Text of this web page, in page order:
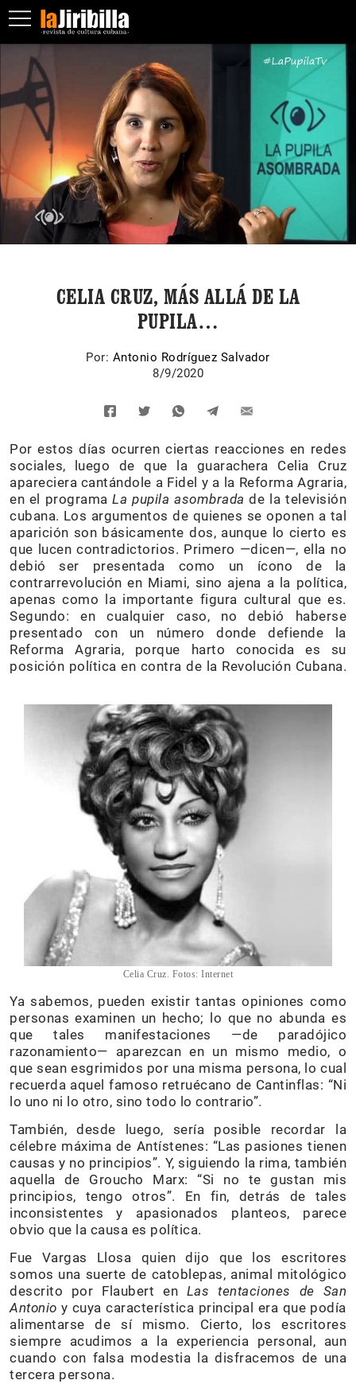
CELIA CRUZ, MÁS ALLÁ DE LA
PUPILA…
Por: Antonio Rodríguez Salvador
8/9/2020
Por estos días ocurren ciertas reacciones en redes
sociales, luego de que la guarachera Celia Cruz
apareciera cantándole a Fidel y a la Reforma Agraria,
en el programaLa pupila asombrada de la televisión
cubana. Los argumentos de quienes se oponen a tal
aparición son básicamente dos, aunque lo cierto es
que lucen contradictorios. Primero —dicen—, ella no
debió ser presentada como un ícono de la
contrarrevolución en Miami, sino ajena a la política,
apenas como la importante figura cultural que es.
Segundo: en cualquier caso, no debió haberse
presentado con un número donde defiende la
Reforma Agraria, porque harto conocida es su
posición política en contra de la Revolución Cubana.
Celia Cruz. Fotos: Internet
Ya sabemos, pueden existir tantas opiniones como
personas examinen un hecho; lo que no abunda es
que tales manifestaciones —de paradójico
razonamiento— aparezcan en un mismo medio, o
que sean esgrimidos por una misma persona, lo cual
recuerda aquel famoso retruécano de Cantinflas: “Ni
lo uno ni lo otro, sino todo lo contrario”.
También, desde luego, sería posible recordar la
célebre máxima de Antístenes: “Las pasiones tienen
causas y no principios”. Y, siguiendo la rima, también
aquella de Groucho Marx: “Si no te gustan mis
principios, tengo otros”. En fin, detrás de tales
inconsistentes y apasionados planteos, parece
obvio que la causa es política.
Fue Vargas Llosa quien dijo que los escritores
somos una suerte de catoblepas, animal mitológico
descrito por Flaubert en Las tentaciones de San
Antonio y cuya característica principal era que podía
alimentarse de sí mismo. Cierto, los escritores
siempre acudimos a la experiencia personal, aun
cuando con falsa modestia la disfracemos de una
tercera persona.